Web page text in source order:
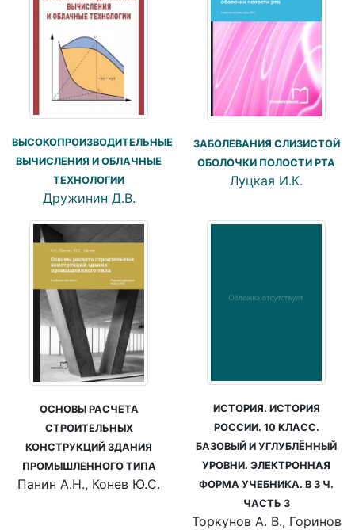
ВЫСОКОПРОИЗВОДИТЕЛЬНЫЕ
ВЫЧИСЛЕНИЯ И ОБЛАЧНЫЕ
ТЕХНОЛОГИИ
Дружинин Д.В.
ЗАБОЛЕВАНИЯ СЛИЗИСТОЙ
ОБОЛОЧКИ ПОЛОСТИ РТА
Луцкая И.К.
ОСНОВЫ РАСЧЕТА
СТРОИТЕЛЬНЫХ
КОНСТРУКЦИЙ ЗДАНИЯ
ПРОМЫШЛЕННОГО ТИПА
Панин А.Н., Конев Ю.С.
ИСТОРИЯ. ИСТОРИЯ
РОССИИ. 10 КЛАСС.
БАЗОВЫЙ И УГЛУБЛЁННЫЙ
УРОВНИ. ЭЛЕКТРОННАЯ
ФОРМА УЧЕБНИКА. В 3 Ч.
ЧАСТЬ 3
Торкунов А. В., Горинов